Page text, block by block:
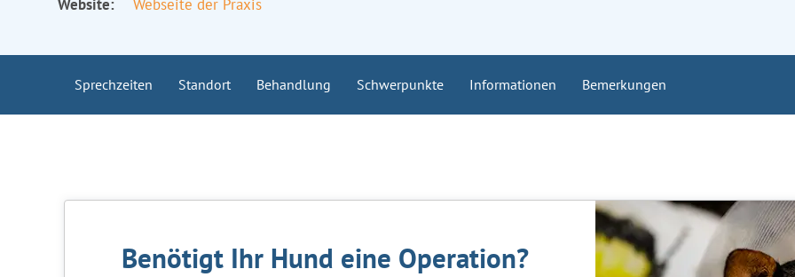
Website: Webseite der Praxis
Sprechzeiten Standort Behandlung Schwerpunkte Informationen Bemerkungen
Benötigt Ihr Hund eine Operation?